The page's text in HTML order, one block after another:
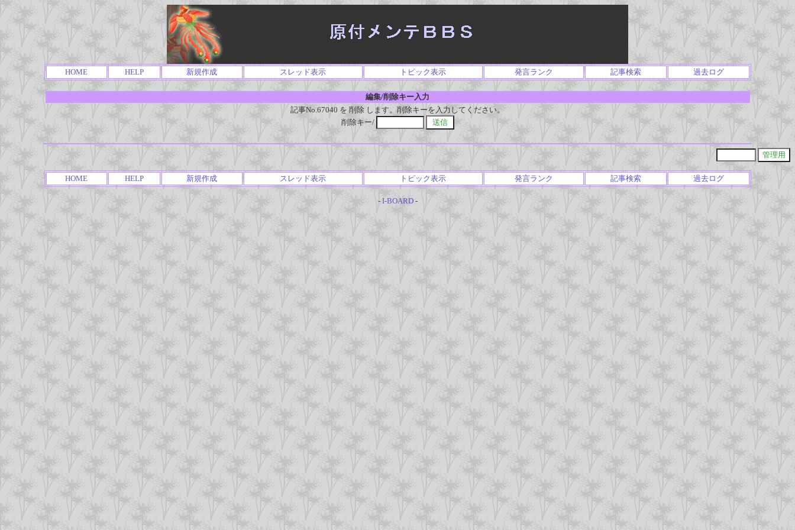
HOME HELP 新規作成 スレッド表示 トピック表示 発言ランク 記事検索 過去ログ
編集/削除キー入力
記事No.67040 を 削除 します。削除キーを入力してください。
削除キー/
HOME HELP 新規作成 スレッド表示 トピック表示 発言ランク 記事検索 過去ログ
- I-BOARD-